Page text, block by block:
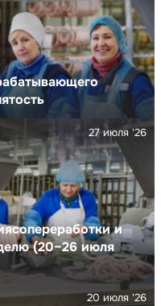
и
(20–26 июля
27 июля '26
20 июля '26